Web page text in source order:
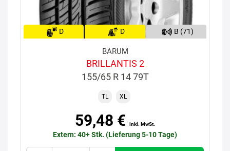
D D B (71)
BARUM
BRILLANTIS 2
155/65 R 14 79T
TL XL
59,48 € inkl. MwSt.
Extern: 40+ Stk. (Lieferung 5-10 Tage)